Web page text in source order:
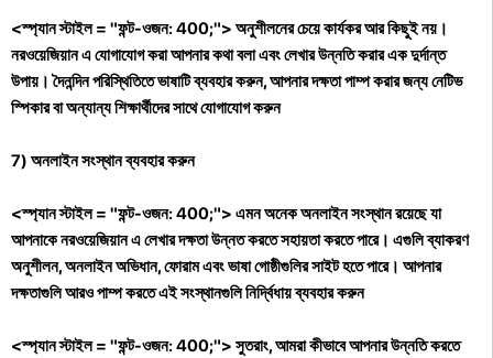
<স্প্যান স্টাইল = "ফন্ট-ওজন: 400;"> অনুশীলনের চেয়ে কার্যকর আর কিছুই নয়।
নরওয়েজিয়ান এ যোগাযোগ করা আপনার কথা বলা এবং লেখার উন্নতি করার এক দুর্দান্ত
উপায়। দৈনন্দিন পরিস্থিতিতে ভাষাটি ব্যবহার করুন, আপনার দক্ষতা পাম্প করার জন্য নেটিভ
স্পিকার বা অন্যান্য শিক্ষার্থীদের সাথে যোগাযোগ করুন
7) অনলাইন সংস্থান ব্যবহার করুন
<স্প্যান স্টাইল = "ফন্ট-ওজন: 400;"> এমন অনেক অনলাইন সংস্থান রয়েছে যা
আপনাকে নরওয়েজিয়ান এ লেখার দক্ষতা উন্নত করতে সহায়তা করতে পারে। এগুলি ব্যাকরণ
অনুশীলন, অনলাইন অভিধান, ফোরাম এবং ভাষা গোষ্ঠীগুলির সাইট হতে পারে। আপনার
দক্ষতাগুলি আরও পাম্প করতে এই সংস্থানগুলি নির্দ্বিধায় ব্যবহার করুন
<স্প্যান স্টাইল = "ফন্ট-ওজন: 400;"> সুতরাং, আমরা কীভাবে আপনার উন্নতি করতে